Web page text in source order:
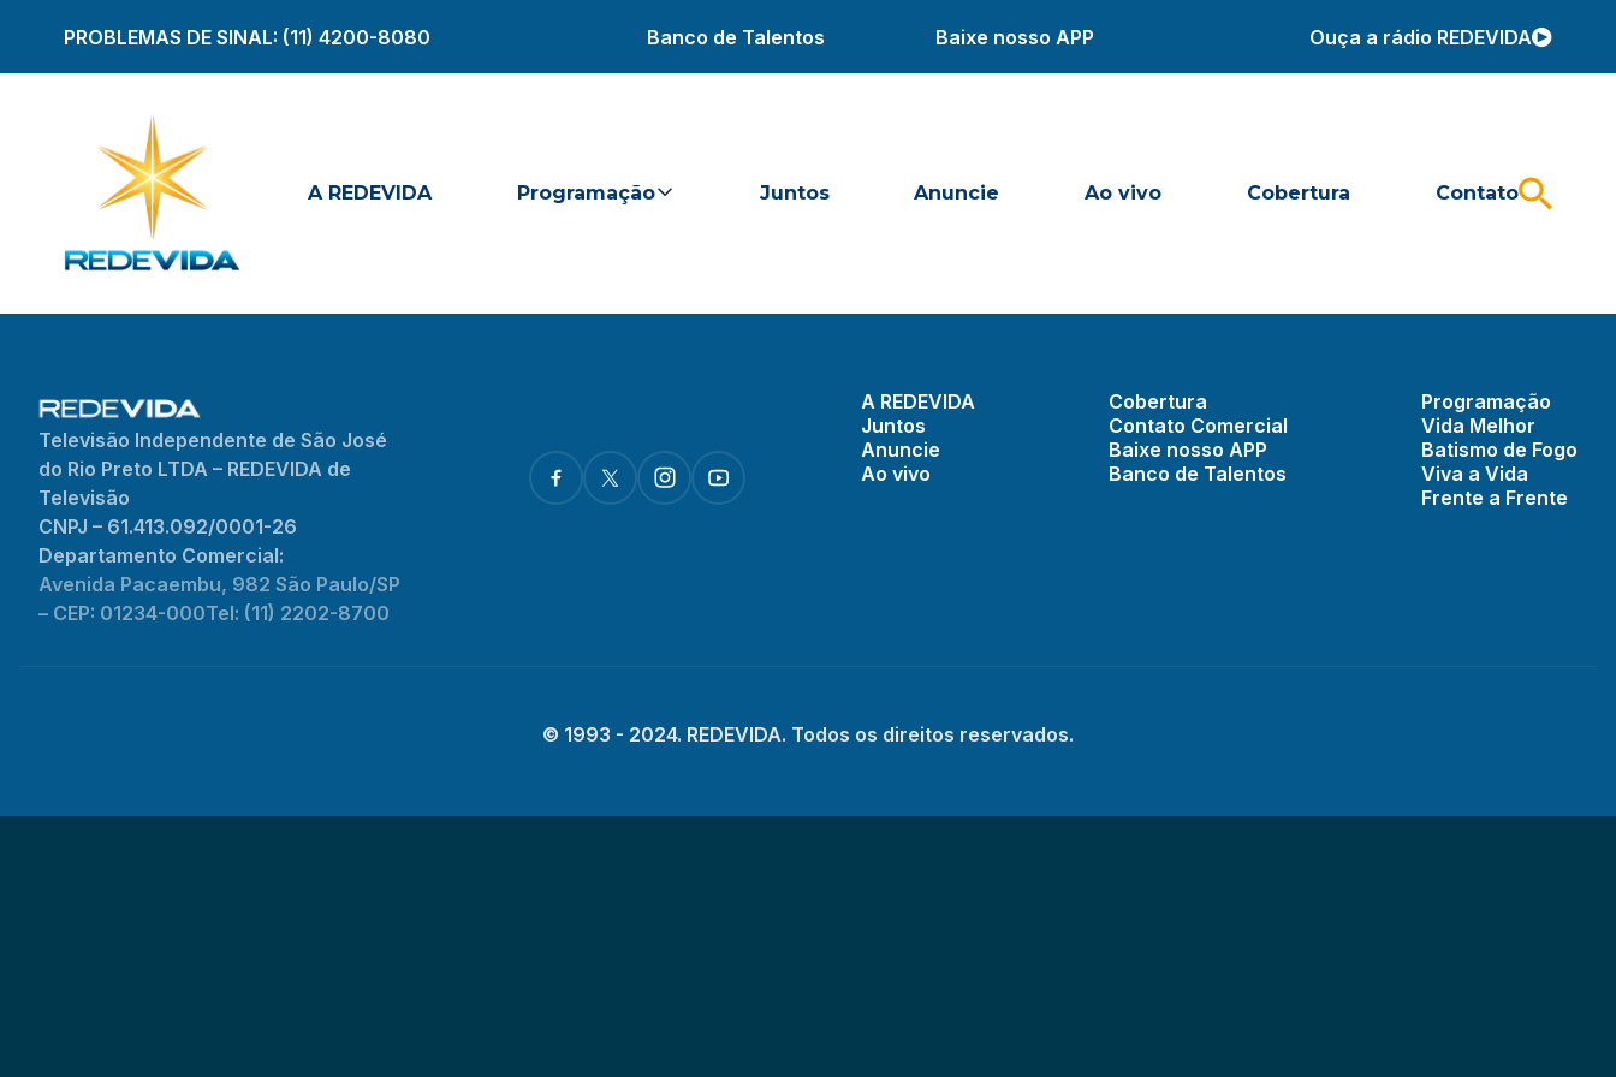
PROBLEMAS DE SINAL: (11) 4200-8080 Banco de Talentos Baixe nosso APP Ouça a rádio REDEVIDA
A REDEVIDA Programação Juntos Anuncie Ao vivo Cobertura Contato
Televisão Independente de São José
do Rio Preto LTDA – REDEVIDA de
Televisão
CNPJ – 61.413.092/0001-26
Departamento Comercial:
Avenida Pacaembu, 982 São Paulo/SP
– CEP: 01234-000Tel: (11) 2202-8700
A REDEVIDA
Juntos
Anuncie
Ao vivo
Cobertura
Contato Comercial
Baixe nosso APP
Banco de Talentos
Programação
Vida Melhor
Batismo de Fogo
Viva a Vida
Frente a Frente
© 1993 - 2024. REDEVIDA. Todos os direitos reservados.